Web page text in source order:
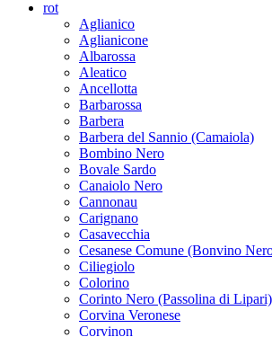
Aglianico
Aglianicone
Albarossa
Aleatico
Ancellotta
Barbarossa
Barbera
Barbera del Sannio (Camaiola)
Bombino Nero
Bovale Sardo
Canaiolo Nero
Cannonau
Carignano
Casavecchia
Cesanese Comune (Bonvino Nero)
Ciliegiolo
Colorino
Corinto Nero (Passolina di Lipari)
Corvina Veronese